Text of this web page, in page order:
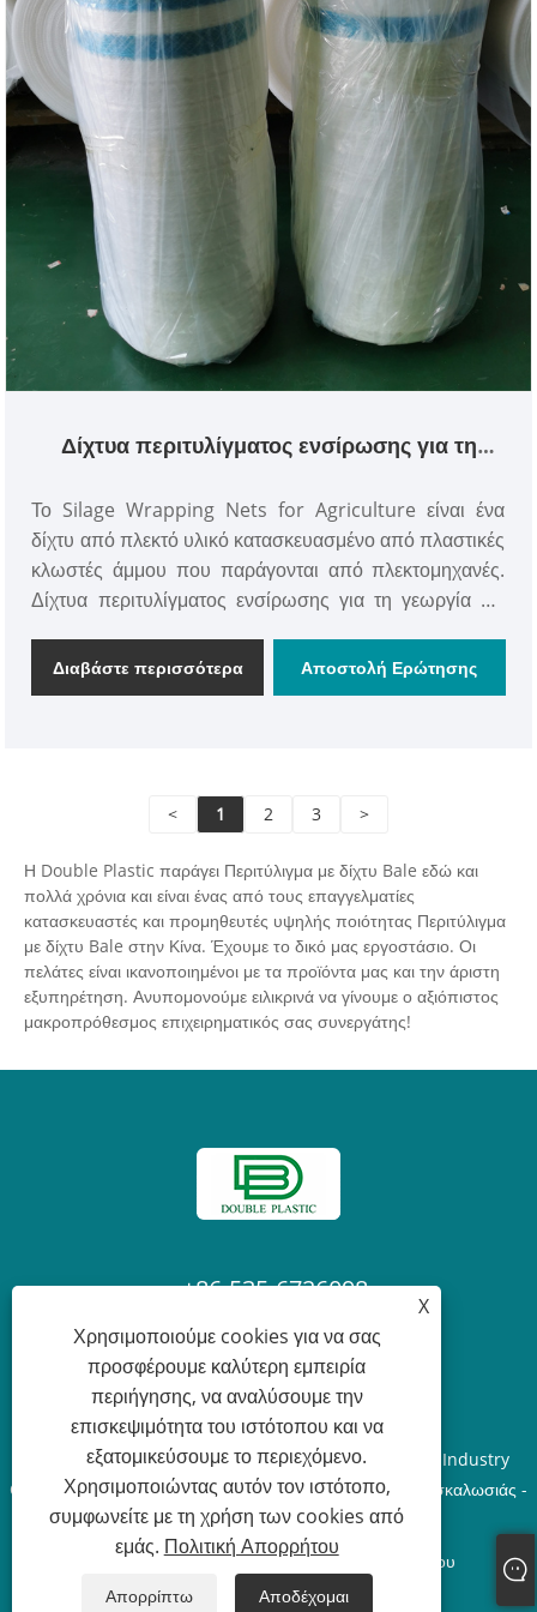
Δίχτυα περιτυλίγματος ενσίρωσης για τη
Το Silage Wrapping Nets for Agriculture είναι ένα
δίχτυ από πλεκτό υλικό κατασκευασμένο από πλαστικές
κλωστές άμμου που παράγονται από πλεκτομηχανές.
Δίχτυα περιτυλίγματος ενσίρωσης για τη γεωργία Με
διάβρωση, αντοχή στην οξείδωση, αναπνεύσιμο και
άλλα χαρακτηριστικά.
Διαβάστε περισσότερα Αποστολή Ερώτησης
< 1 2 3 >
Η Double Plastic παράγει Περιτύλιγμα με δίχτυ Bale εδώ και
πολλά χρόνια και είναι ένας από τους επαγγελματίες
κατασκευαστές και προμηθευτές υψηλής ποιότητας Περιτύλιγμα
με δίχτυ Bale στην Κίνα. Έχουμε το δικό μας εργοστάσιο. Οι
πελάτες είναι ικανοποιημένοι με τα προϊόντα μας και την άριστη
εξυπηρέτηση. Ανυπομονούμε ειλικρινά να γίνουμε ο αξιόπιστος
μακροπρόθεσμος επιχειρηματικός σας συνεργάτης!
+86-535-6726098
Laura@ytdouble.com
Πνευματικά δικαιώματα © 2022 Yantai Double Plastic Industry
Co.,Ltd. - Δίχτυ σκίασης, μουσαμάς PE, Δίχτυ ασφαλείας σκαλωσιάς -
Με την επιφύλαξη παντός δικαιώματος.
Links Sitemap RSS XML Πολιτική Απορρήτου
X
Χρησιμοποιούμε cookies για να σας
προσφέρουμε καλύτερη εμπειρία
περιήγησης, να αναλύσουμε την
επισκεψιμότητα του ιστότοπου και να
εξατομικεύσουμε το περιεχόμενο.
Χρησιμοποιώντας αυτόν τον ιστότοπο,
συμφωνείτε με τη χρήση των cookies από
εμάς. Πολιτική Απορρήτου
Απορρίπτω Αποδέχομαι